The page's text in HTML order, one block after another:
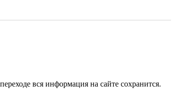
вся информация на сайте сохранится.